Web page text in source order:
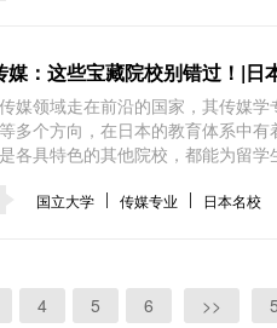
媒：这些宝藏院校别错过！|日
媒领域走在前沿的国家，其传媒
多个方向，在日本的教育体系中
各具特色的其他院校，都能为留
国立大学 传媒专业 日本名校
4 5 6 >>